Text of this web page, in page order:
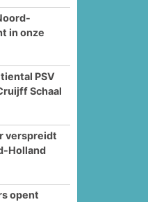
in onze
PSV
Schaal
verspreidt
Holland
opent